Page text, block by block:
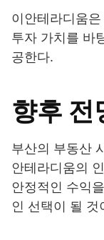
이안테라디움
투자 가치를 바
공한다.
향후 전
부산의 부동산
안테라디움의
안정적인 수익
인 선택이 될 것